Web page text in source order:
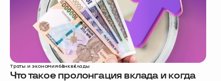
Траты и экономиябанквклады
Что такое пролонгация вклада и когда